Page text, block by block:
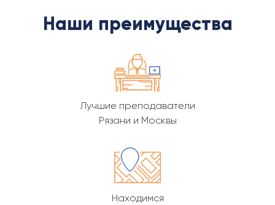
Наши преимущества
Лучшие преподаватели
Рязани и Москвы
Находимся